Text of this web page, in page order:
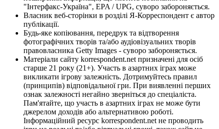
"Інтерфакс-Україна", EPA / UPG, суворо забороняється.
Власник веб-сторінки в розділі Я-Корреспондент є автор
публікації.
Будь-яке копіювання, передрук та відтворення
фотографічних творів та/або аудіовізуальних творів
правовласника Getty Images - суворо забороняється.
Матеріали сайту korrespondent.net призначені для осіб
старше 21 року (21+). Участь в азартних іграх може
викликати ігрову залежність. Дотримуйтесь правил
(принципів) відповідальної гри. При виявленні перших
ознак залежності негайно зверніться до спеціаліста.
Пам'ятайте, що участь в азартних іграх не може бути
джерелом доходів або альтернативою роботі.
Інформаційний ресурс korrespondent.net не проводить